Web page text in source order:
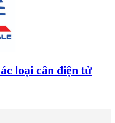
loại cân điện tử